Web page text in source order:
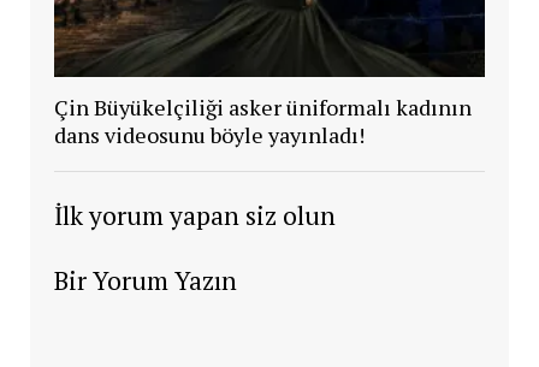
Çin Büyükelçiliği asker üniformalı kadının
dans videosunu böyle yayınladı!
İlk yorum yapan siz olun
Bir Yorum Yazın